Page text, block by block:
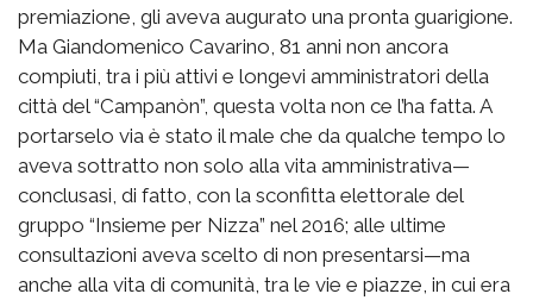
premiazione, gli aveva augurato una pronta guarigione.
Ma Giandomenico Cavarino, 81 anni non ancora
compiuti, tra i più attivi e longevi amministratori della
città del “Campanòn”, questa volta non ce l’ha fatta. A
portarselo via è stato il male che da qualche tempo lo
aveva sottratto non solo alla vita amministrativa—
conclusasi, di fatto, con la sconfitta elettorale del
gruppo “Insieme per Nizza” nel 2016; alle ultime
consultazioni aveva scelto di non presentarsi—ma
anche alla vita di comunità, tra le vie e piazze, in cui era